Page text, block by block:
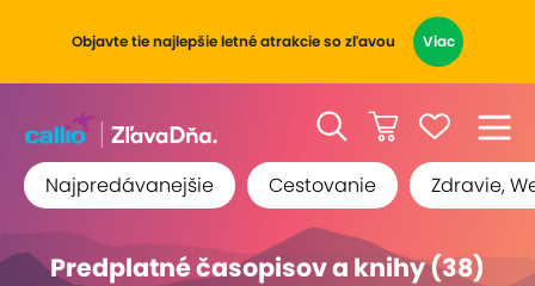
Objavte tie najlepšie letné atrakcie so zľavou Viac
Najpredávanejšie Cestovanie Zdravie,
Predplatné časopisov a knihy (38)